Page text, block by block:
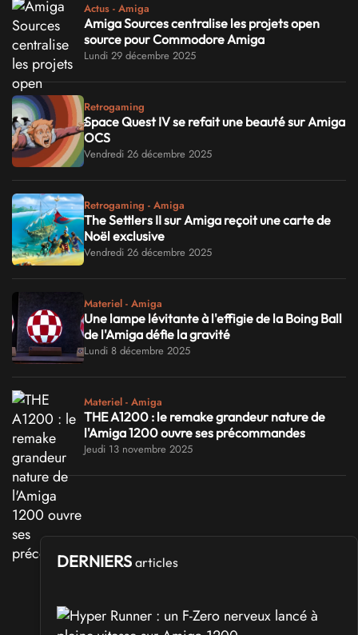
Actus - Amiga
Amiga Sources centralise les projets open
source pour Commodore Amiga
Lundi 29 décembre 2025
Retrogaming
Space Quest IV se refait une beauté sur Amiga
OCS
Vendredi 26 décembre 2025
Retrogaming - Amiga
The Settlers II sur Amiga reçoit une carte de
Noël exclusive
Vendredi 26 décembre 2025
Materiel - Amiga
Une lampe lévitante à l'effigie de la Boing Ball
de l'Amiga défie la gravité
Lundi 8 décembre 2025
Materiel - Amiga
THE A1200 : le remake grandeur nature de
l'Amiga 1200 ouvre ses précommandes
Jeudi 13 novembre 2025
DERNIERS articles